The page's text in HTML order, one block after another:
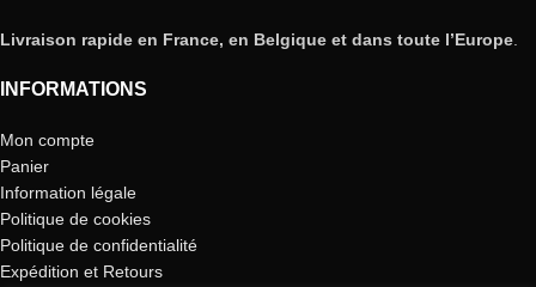
Livraison rapide en France, en Belgique et dans toute l’Europe
INFORMATIONS
Mon compte
Panier
Information légale
Politique de cookies
Politique de confidentialité
Expédition et Retours